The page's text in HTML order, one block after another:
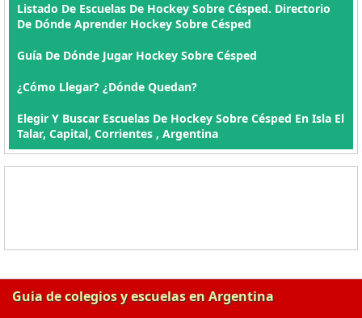
Listado De Escuelas De Hockey Sobre Césped. Directorio
De Dónde Aprender Hockey Sobre Césped
Guía De Dónde Jugar Hockey Sobre Césped
¿Cómo Llegar? ¿Dónde Quedan?
Elegir Y Buscar Escuelas De Hockey Sobre Césped En Isla El
Talar, Capital, Corrientes , Argentina
Guia de colegios y escuelas en Argentina